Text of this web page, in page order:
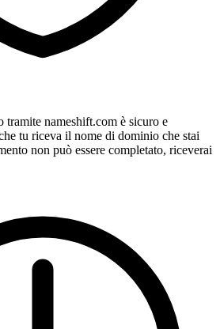
nameshift.com è sicuro e
tu riceva il nome di dominio che stai
non può essere completato, riceverai